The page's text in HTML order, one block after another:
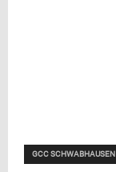
GCC SCHWABHAUSEN